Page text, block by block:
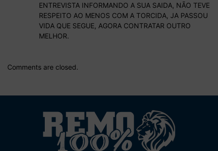
ENTREVISTA INFORMANDO A SUA SAIDA, NÃO TEVE
RESPEITO AO MENOS COM A TORCIDA, JA PASSOU
VIDA QUE SEGUE, AGORA CONTRATAR OUTRO
MELHOR.
Comments are closed.